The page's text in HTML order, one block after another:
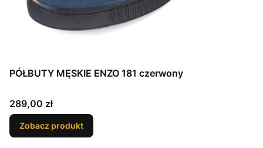
PÓŁBUTY MĘSKIE ENZO 181 czerwony
Cena
289,00 zł
Zobacz produkt